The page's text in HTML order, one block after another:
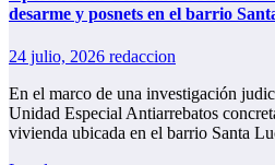
desarme y posnets en el barrio
24 julio, 2026 redaccion
En el marco de una investigación
Unidad Especial Antiarrebatos
vivienda ubicada en el barrio Santa